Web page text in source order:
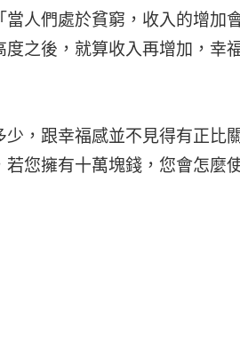
人們處於貧窮，收入的增加
之後，就算收入再增加，幸
，跟幸福感並不見得有正比
若您擁有十萬塊錢，您會怎麼